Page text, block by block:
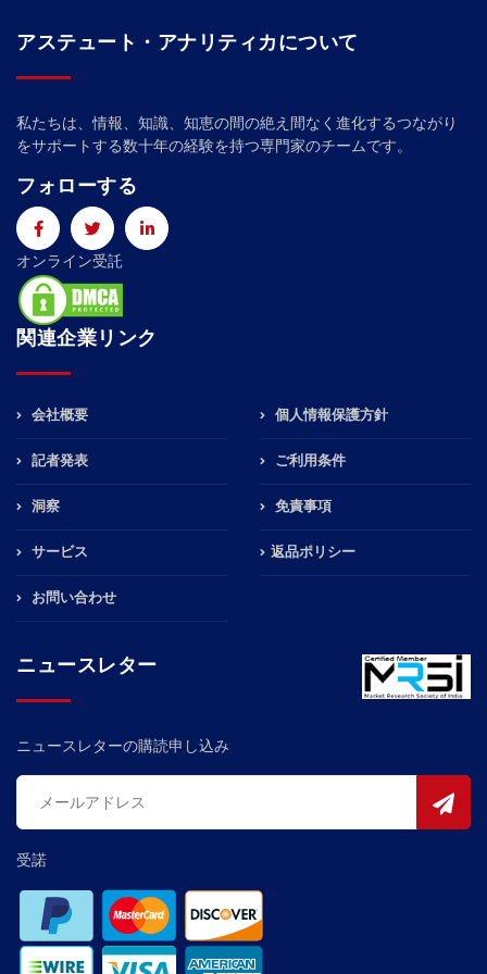
アステュート・アナリティカについて
私たちは、情報、知識、知恵の間の絶え間なく進化するつながり
をサポートする数十年の経験を持つ専門家のチームです。
フォローする
オンライン受託
関連企業リンク
会社概要
記者発表
洞察
サービス
お問い合わせ
個人情報保護方針
ご利用条件
免責事項
返品ポリシー
ニュースレター
ニュースレターの購読申し込み
受諾